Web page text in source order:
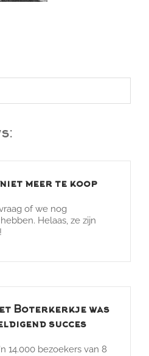
meer te koop
of we nog
Helaas, ze zijn
Boterkerkje was
succes
14.000 bezoekers van 8